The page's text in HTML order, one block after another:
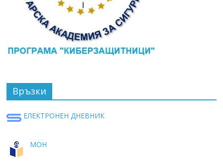
Връзки
ЕЛЕКТРОНЕН ДНЕВНИК
МОН